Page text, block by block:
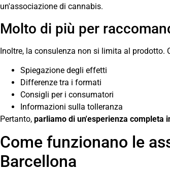
un'associazione di cannabis.
Molto di più per
Inoltre, la consulenza non si limita al prodotto.
Spiegazione degli effetti
Differenze tra i formati
Consigli per i consumatori
Informazioni sulla tolleranza
Pertanto, parliamo di un'esperienza completa
Come funzionano le
Barcellona